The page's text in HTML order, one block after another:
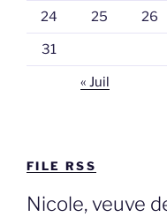
24 25 26
31
« Juil
FILE RSS
Nicole, veuve